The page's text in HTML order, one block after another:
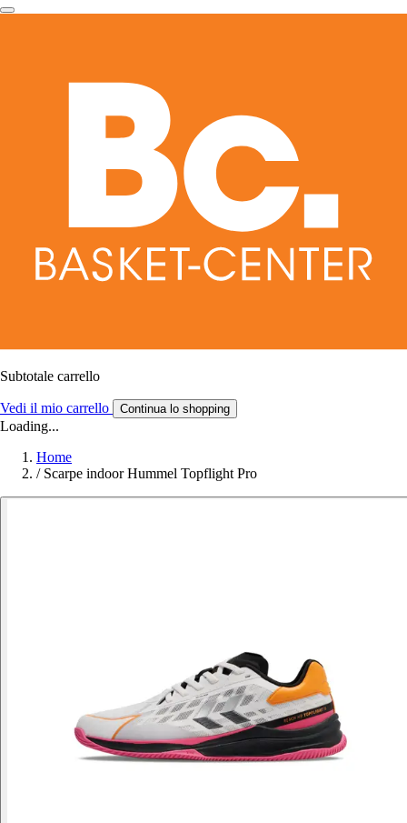
Subtotale carrello
Vedi il mio carrello Continua lo shopping
Loading...
Home
/ Scarpe indoor Hummel Topflight Pro